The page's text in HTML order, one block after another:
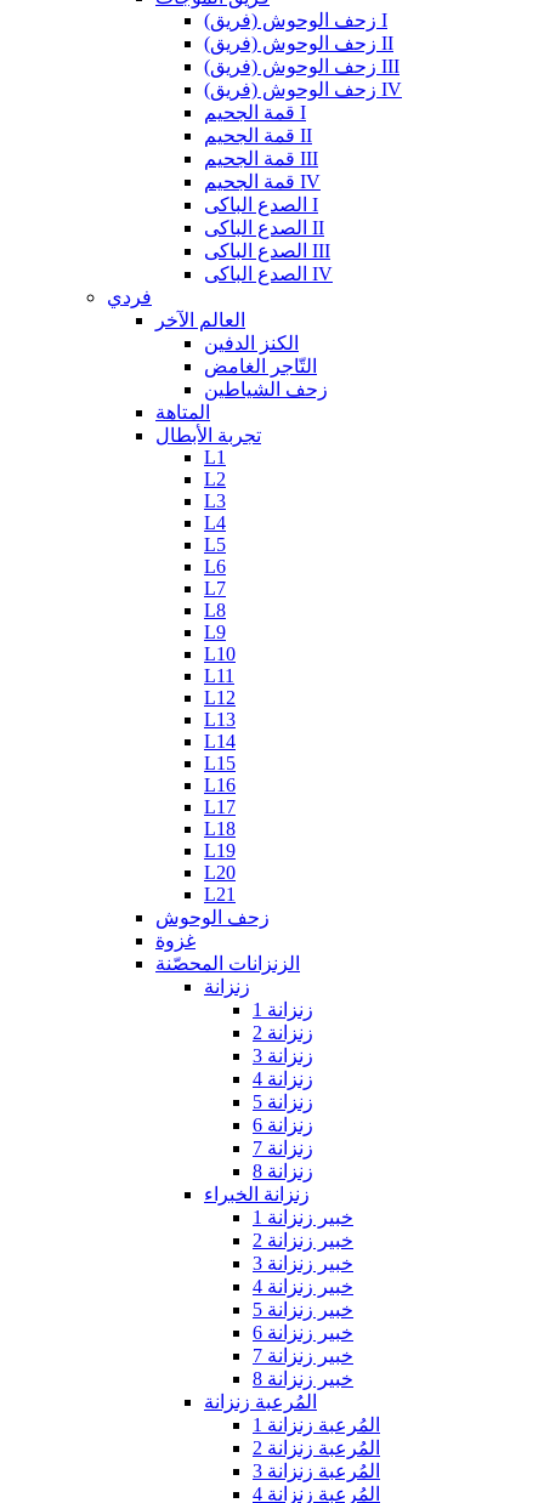
زحف الوحوش (فريق) I
زحف الوحوش (فريق) II
زحف الوحوش (فريق) III
زحف الوحوش (فريق) IV
قمة الجحيم I
قمة الجحيم II
قمة الجحيم III
قمة الجحيم IV
الصدع الباكى I
الصدع الباكى II
الصدع الباكى III
الصدع الباكى IV
فردي
العالم الآخر
الكنز الدفين
التّاجر الغامض
زحف الشياطين
المتاهة
تجربة الأبطال
L1
L2
L3
L4
L5
L6
L7
L8
L9
L10
L11
L12
L13
L14
L15
L16
L17
L18
L19
L20
L21
زحف الوحوش
غزوة
الزنزانات المحصّنة
زنزانة
زنزانة 1
زنزانة 2
زنزانة 3
زنزانة 4
زنزانة 5
زنزانة 6
زنزانة 7
زنزانة 8
زنزانة الخبراء
خبير زنزانة 1
خبير زنزانة 2
خبير زنزانة 3
خبير زنزانة 4
خبير زنزانة 5
خبير زنزانة 6
خبير زنزانة 7
خبير زنزانة 8
المُرعبة زنزانة
المُرعبة زنزانة 1
المُرعبة زنزانة 2
المُرعبة زنزانة 3
المُرعبة زنزانة 4